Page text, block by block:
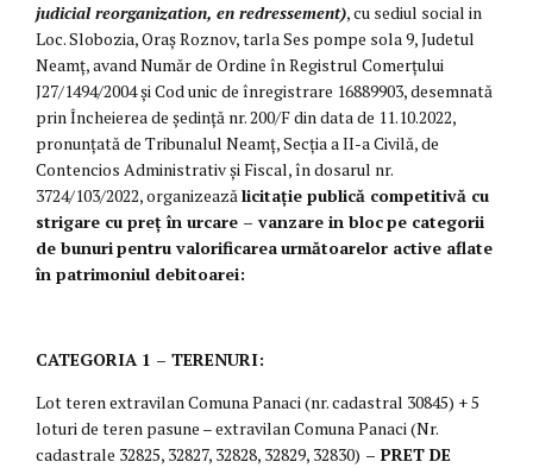
judicial reorganization, en redressement), cu sediul social in
Loc. Slobozia, Oraş Roznov, tarla Ses pompe sola 9, Judetul
Neamţ, avand Număr de Ordine în Registrul Comerţului
J27/1494/2004 și Cod unic de înregistrare 16889903, desemnată
prin Încheierea de ședință nr. 200/F din data de 11.10.2022,
pronunțată de Tribunalul Neamț, Secția a II-a Civilă, de
Contencios Administrativ și Fiscal, în dosarul nr.
3724/103/2022, organizeazălicitație publică competitivă cu
strigare cu preț în urcare – vanzare in blocpe categorii
de bunuripentru valorificareaurmătoarelor active aflate
în patrimoniul debitoarei:
CATEGORIA 1 – TERENURI:
Lot teren extravilan Comuna Panaci (nr. cadastral 30845) + 5
loturi de teren pasune – extravilan Comuna Panaci (Nr.
cadastrale 32825, 32827, 32828, 32829, 32830) – PRET DE